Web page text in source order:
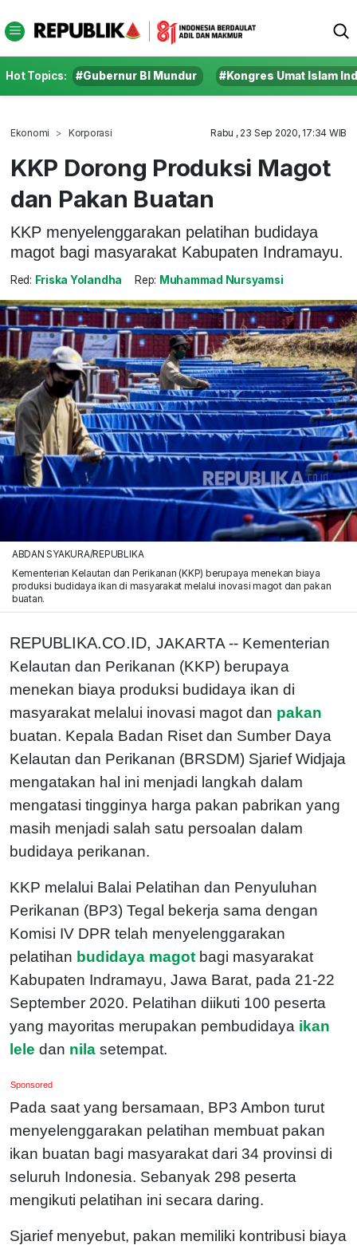
Hot Topics: #Gubernur BI Mundur #Kongres Umat Islam
Ekonomi Korporasi Rabu , 23 Sep 2020, 17:34 WIB
KKP Dorong Produksi Magot
dan Pakan Buatan
KKP menyelenggarakan pelatihan budidaya
magot bagi masyarakat Kabupaten Indramayu.
Red: Friska Yolandha Rep: Muhammad Nursyamsi
ABDAN SYAKURA/REPUBLIKA
Kementerian Kelautan dan Perikanan (KKP) berupaya menekan biaya
produksi budidaya ikan di masyarakat melalui inovasi magot dan pakan
buatan.
REPUBLIKA.CO.ID, JAKARTA -- Kementerian
Kelautan dan Perikanan (KKP) berupaya
menekan biaya produksi budidaya ikan di
masyarakat melalui inovasi magot dan pakan
buatan. Kepala Badan Riset dan Sumber Daya
Kelautan dan Perikanan (BRSDM) Sjarief Widjaja
mengatakan hal ini menjadi langkah dalam
mengatasi tingginya harga pakan pabrikan yang
masih menjadi salah satu persoalan dalam
budidaya perikanan.
KKP melalui Balai Pelatihan dan Penyuluhan
Perikanan (BP3) Tegal bekerja sama dengan
Komisi IV DPR telah menyelenggarakan
pelatihan budidaya magot bagi masyarakat
Kabupaten Indramayu, Jawa Barat, pada 21-22
September 2020. Pelatihan diikuti 100 peserta
yang mayoritas merupakan pembudidaya ikan
lele dan nila setempat.
Sponsored
Pada saat yang bersamaan, BP3 Ambon turut
menyelenggarakan pelatihan membuat pakan
ikan buatan bagi masyarakat dari 34 provinsi di
seluruh Indonesia. Sebanyak 298 peserta
mengikuti pelatihan ini secara daring.
Sjarief menyebut, pakan memiliki kontribusi biaya